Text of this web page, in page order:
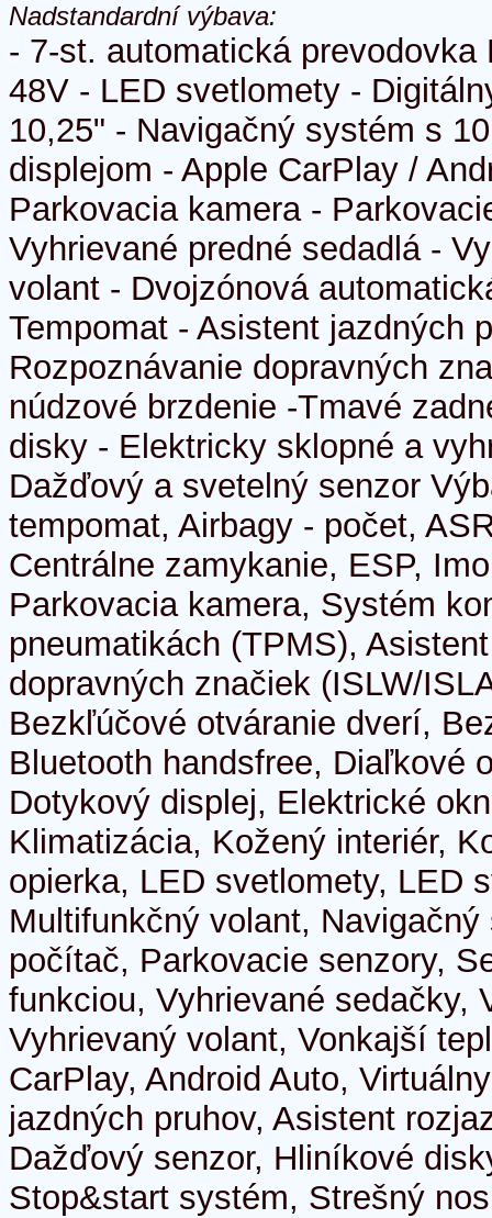
Nadstandardní výbava:
- 7-st. automatická prevodovka
48V - LED svetlomety -
10,25" - Navigačný systém s
displejom - Apple CarPlay /
Parkovacia kamera -
Vyhrievané predné sedadlá -
volant - Dvojzónová
Tempomat - Asistent jazdných
Rozpoznávanie dopravných
núdzové brzdenie -Tmavé
disky - Elektricky sklopné a
Dažďový a svetelný senzor
tempomat, Airbagy - počet,
Centrálne zamykanie, ESP,
Parkovacia kamera, Systém
pneumatikách (TPMS),
dopravných značiek (ISLW/
Bezkľúčové otváranie dverí,
Bluetooth handsfree, Diaľkové
Dotykový displej, Elektrické
Klimatizácia, Kožený interiér,
opierka, LED svetlomety, LED
Multifunkčný volant,
počítač, Parkovacie senzory,
funkciou, Vyhrievané sedačky,
Vyhrievaný volant, Vonkajší
CarPlay, Android Auto,
jazdných pruhov, Asistent
Dažďový senzor, Hliníkové
Stop&start systém, Strešný